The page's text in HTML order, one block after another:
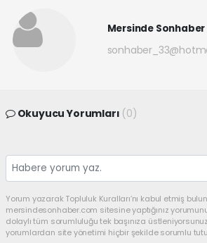
Mersinde Sonhaber
Okuyucu Yorumları (0)
Yorum yazarak Topluluk Kuralları’nı kabul etmiş
mersindesonhaber.com sitesine yaptığınız
dolaylı tüm sorumluluğu tek başınıza
yorumlardan site yönetimi hiçbir şekilde sorumlu